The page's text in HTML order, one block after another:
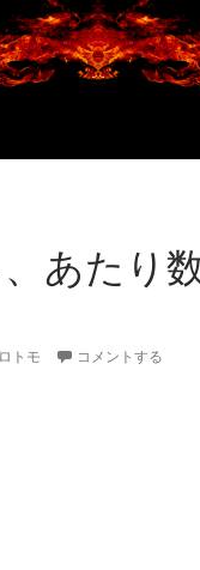
あたり
ロトモ コメントする